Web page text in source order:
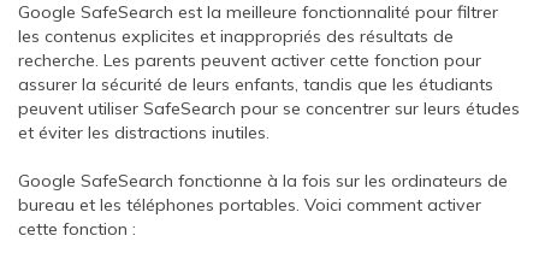
Google SafeSearch est la meilleure fonctionnalité pour filtrer
les contenus explicites et inappropriés des résultats de
recherche. Les parents peuvent activer cette fonction pour
assurer la sécurité de leurs enfants, tandis que les étudiants
peuvent utiliser SafeSearch pour se concentrer sur leurs études
et éviter les distractions inutiles.
Google SafeSearch fonctionne à la fois sur les ordinateurs de
bureau et les téléphones portables. Voici comment activer
cette fonction :